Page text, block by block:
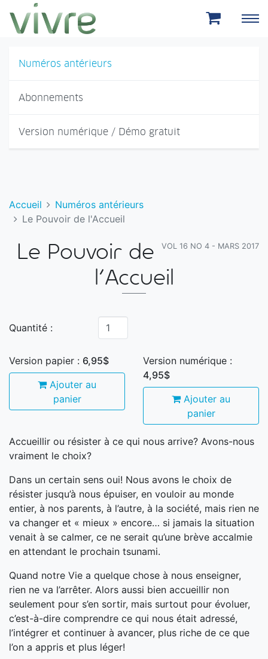
Aller au menu principal
Aller au contenu principal
Numéros antérieurs
Abonnements
Version numérique / Démo gratuit
Accueil
Numéros antérieurs
Le Pouvoir de l'Accueil
VOL 16 NO 4 - MARS 2017
Le Pouvoir de
l'Accueil
Quantité :
Version papier : 6,95$
Ajouter au
panier
Version numérique :
4,95$
Ajouter au
panier
Accueillir ou résister à ce qui nous arrive? Avons-nous
vraiment le choix?
Dans un certain sens oui! Nous avons le choix de
résister jusqu’à nous épuiser, en vouloir au monde
entier, à nos parents, à l’autre, à la société, mais rien ne
va changer et « mieux » encore… si jamais la situation
venait à se calmer, ce ne serait qu’une brève accalmie
en attendant le prochain tsunami.
Quand notre Vie a quelque chose à nous enseigner,
rien ne va l’arrêter. Alors aussi bien accueillir non
seulement pour s’en sortir, mais surtout pour évoluer,
c’est-à-dire comprendre ce qui nous était adressé,
l’intégrer et continuer à avancer, plus riche de ce que
l’on a appris et plus léger!